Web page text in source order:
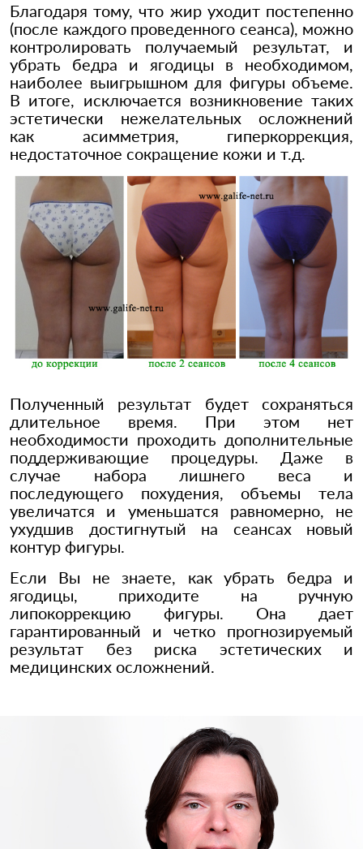
Благодаря тому, что жир уходит постепенно
(после каждого проведенного сеанса), можно
контролировать получаемый результат, и
убрать бедра и ягодицы в необходимом,
наиболее выигрышном для фигуры объеме.
В итоге, исключается возникновение таких
эстетически нежелательных осложнений
как асимметрия, гиперкоррекция,
недостаточное сокращение кожи и т.д.
Полученный результат будет сохраняться
длительное время. При этом нет
необходимости проходить дополнительные
поддерживающие процедуры. Даже в
случае набора лишнего веса и
последующего похудения, объемы тела
увеличатся и уменьшатся равномерно, не
ухудшив достигнутый на сеансах новый
контур фигуры.
Если Вы не знаете, как убрать бедра и
ягодицы, приходите на ручную
липокоррекцию фигуры. Она дает
гарантированный и четко прогнозируемый
результат без риска эстетических и
медицинских осложнений.